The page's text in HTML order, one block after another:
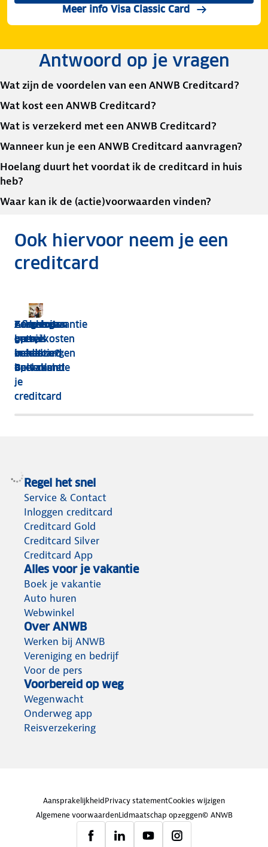
Meer info Visa Classic Card
Antwoord op je vragen
Wat zijn de voordelen van een ANWB Creditcard?
Wat kost een ANWB Creditcard?
Wat is verzekerd met een ANWB Creditcard?
Wanneer kun je een ANWB Creditcard aanvragen?
Hoelang duurt het voordat ik de creditcard in huis
heb?
Waar kan ik de (actie)voorwaarden vinden?
Ook hiervoor neem je een
creditcard
Zorgkosten
op
vakantie?
Betaal met
je
creditcard
Zo heb je
geen
betaalzorgen
op vakantie
Aflevergarantie
met je
creditcard
Geen extra
betaalkosten
in het
buitenland
Zorgeloos
op reis
zonder
veel cash
Regel het snel
Service & Contact
Inloggen creditcard
Creditcard Gold
Creditcard Silver
Creditcard App
Alles voor je vakantie
Boek je vakantie
Auto huren
Webwinkel
Over ANWB
Werken bij ANWB
Vereniging en bedrijf
Voor de pers
Voorbereid op weg
Wegenwacht
Onderweg app
Reisverzekering
AansprakelijkheidPrivacy statementCookies wijzigen
Algemene voorwaardenLidmaatschap opzeggen© ANWB